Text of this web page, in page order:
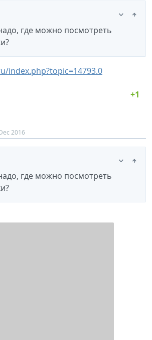
где можно посмотреть
index.php?topic=14793.0
2016
где можно посмотреть